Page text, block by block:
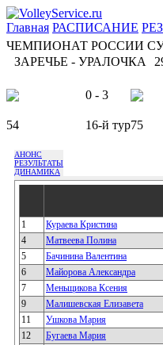
Главная РАСПИСАНИЕ
ЧЕМПИОНАТ РОССИИ
ЗАРЕЧЬЕ - УРАЛОЧКА
0 - 3
54 16-й тур75
АНОНС
РЕЗУЛЬТАТЫ
ДИНАМИКА
1
Кураева Кристина
4
Матвеева Полина
5
Бачинина Валентина
6
Майорова Александра
7
Меньщикова Ксения
9
Малишевская Елизавета
11
Ушкова Мария
12
Бугаева Мария